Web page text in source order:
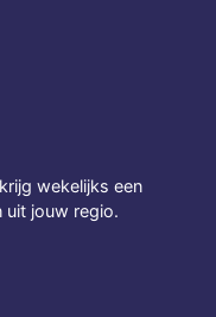
wekelijks een
uit jouw regio.